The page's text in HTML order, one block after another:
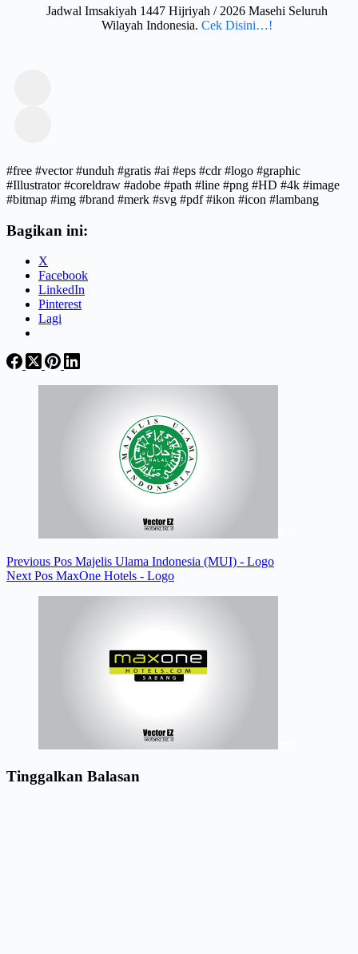
Jadwal Imsakiyah 1447 Hijriyah / 2026 Masehi Seluruh
Wilayah Indonesia. Cek Disini…!
#free #vector #unduh #gratis #ai #eps #cdr #logo #graphic
#Illustrator #coreldraw #adobe #path #line #png #HD #4k #image
#bitmap #img #brand #merk #svg #pdf #ikon #icon #lambang
Bagikan ini:
X
Facebook
LinkedIn
Pinterest
Lagi
Previous Pos Majelis Ulama Indonesia (MUI) - Logo
Next Pos MaxOne Hotels - Logo
Tinggalkan Balasan